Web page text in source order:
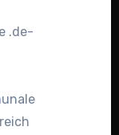
.de-